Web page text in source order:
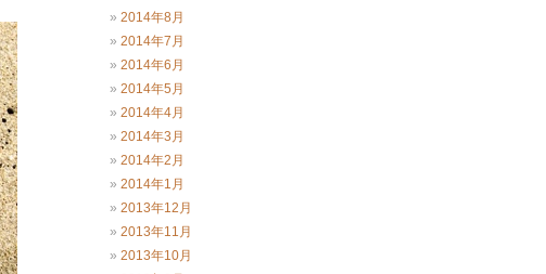
2014年8月
2014年7月
2014年6月
2014年5月
2014年4月
2014年3月
2014年2月
2014年1月
2013年12月
2013年11月
2013年10月